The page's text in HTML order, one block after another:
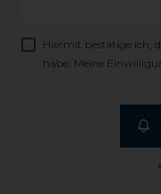
Hiermit bestätige ich,
habe. Meine